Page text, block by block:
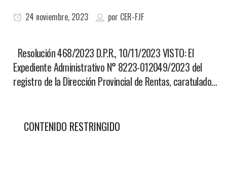
24 noviembre, 2023 por CER-FJF
Resolución 468/2023 D.P.R., 10/11/2023 VISTO: El
Expediente Administrativo N° 8223-012049/2023 del
registro de la Dirección Provincial de Rentas, caratulado…
CONTENIDO RESTRINGIDO